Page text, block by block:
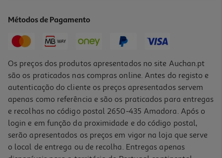
Price reduced from
6,39 €to
Promoção
Métodos de Pagamento
Os preços dos produtos apresentados no site Auchan.pt
são os praticados nas compras online. Antes do registo e
autenticação do cliente os preços apresentados servem
apenas como referência e são os praticados para entregas
e recolhas no código postal 2650-435 Amadora. Após o
login e em função da proximidade e do código postal,
serão apresentados os preços em vigor na loja que serve
o local de entrega ou de recolha. Entregas apenas